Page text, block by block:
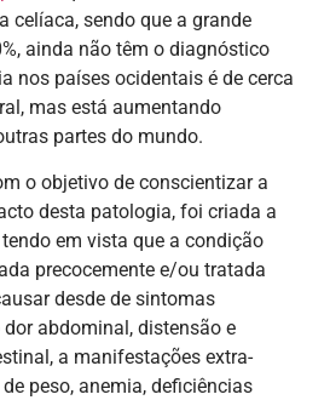
celíaca, sendo que a grande
ainda não têm o diagnóstico
nos países ocidentais é de cerca
mas está aumentando
partes do mundo.
o objetivo de conscientizar a
desta patologia, foi criada a
em vista que a condição
precocemente e/ou tratada
desde de sintomas
abdominal, distensão e
a manifestações extra-
peso, anemia, deficiências